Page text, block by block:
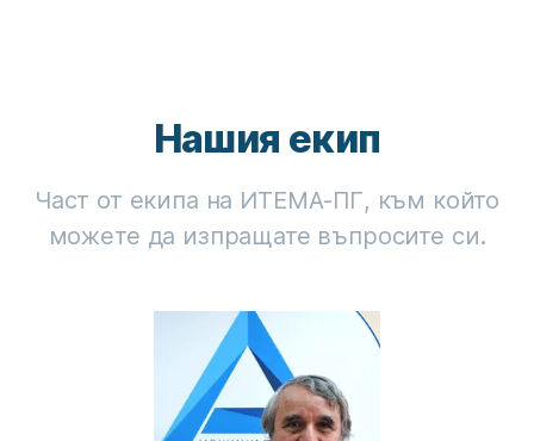
Нашия екип
Част от екипа на ИТЕМА-ПГ, към който
можете да изпращате въпросите си.